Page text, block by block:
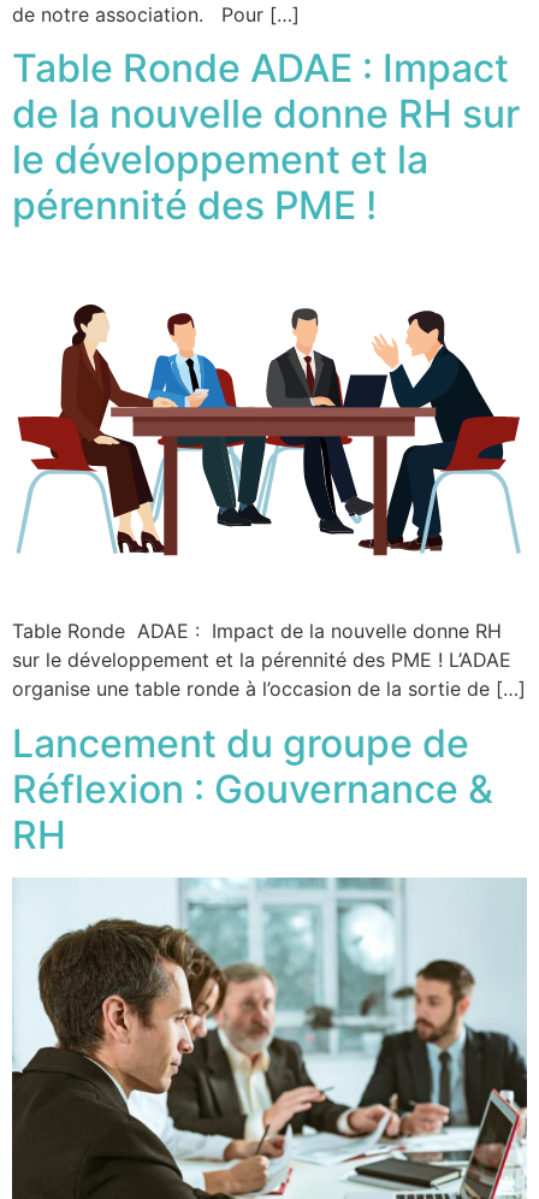
de notre association. Pour […]
Table Ronde ADAE : Impact
de la nouvelle donne RH sur
le développement et la
pérennité des PME !
Table Ronde ADAE : Impact de la nouvelle donne RH
sur le développement et la pérennité des PME ! L’ADAE
organise une table ronde à l’occasion de la sortie de […]
Lancement du groupe de
Réflexion : Gouvernance &
RH